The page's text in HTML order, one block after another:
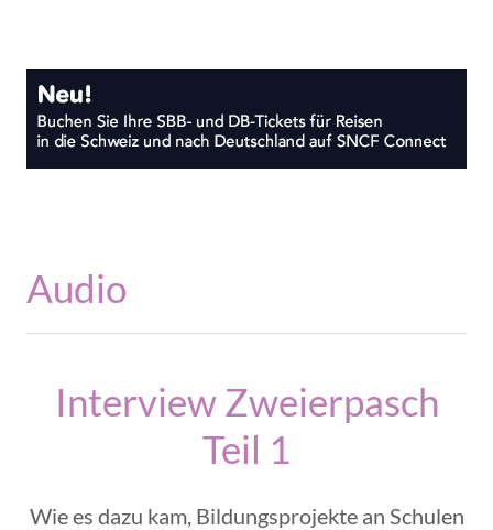
Audio
Interview Zweierpasch
Teil 1
Wie es dazu kam, Bildungsprojekte an Schulen